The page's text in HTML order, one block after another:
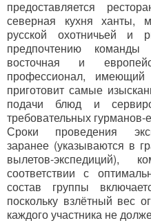
предоставляется
северная кухня ханты,
русской охотничьей и
предпочтению команды
восточная и
профессионал,
приготовит самые
подачи блюд и
требовательных гурманов-
Сроки проведения
заранее (указываются в
вылетов-экспедиций),
соответствии с
состав группы
поскольку взлётный вес
каждого участника не